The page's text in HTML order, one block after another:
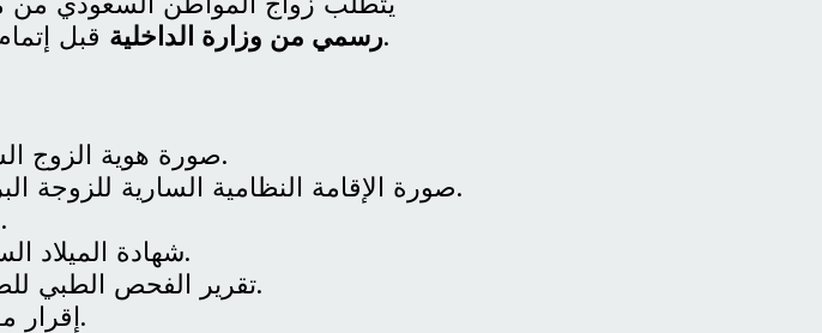
رسمي من وزارة الداخليةقبل إتمام عقد النكاح لدى المحكمة أو منصة ناجز.
صورة هوية الزوج السعودي (مع إحضار الأصل للمطابقة).
صورة الإقامة النظامية السارية للزوجة البرماوية أو الوثيقة التعريفية المعتمدة.
صورة جواز السفر للزوجة (إن وجد).
شهادة الميلاد السعودية للزوجة البرماوية (إن وجدت).
تقرير الفحص الطبي للطرفين من مستشفى حكومي معتمد.
إقرار موافقة ولي أمر الزوجة ورقم تواصله.